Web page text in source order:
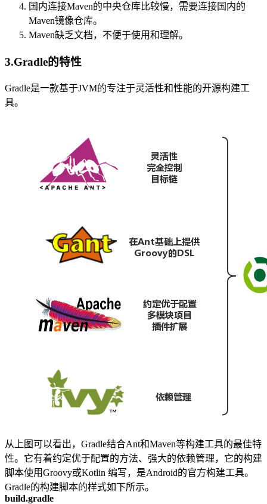
国内连接Maven的中央仓库比较慢，需要连接国内的
Maven镜像仓库。
Maven缺乏文档，不便于使用和理解。
3.Gradle的特性
Gradle是一款基于JVM的专注于灵活性和性能的开源构建工
具。
从上图可以看出，Gradle结合Ant和Maven等构建工具的最佳特
性。它有着约定优于配置的方法、强大的依赖管理，它的构建
脚本使用Groovy或Kotlin 编写，是Android的官方构建工具。
Gradle的构建脚本的样式如下所示。
build.gradle